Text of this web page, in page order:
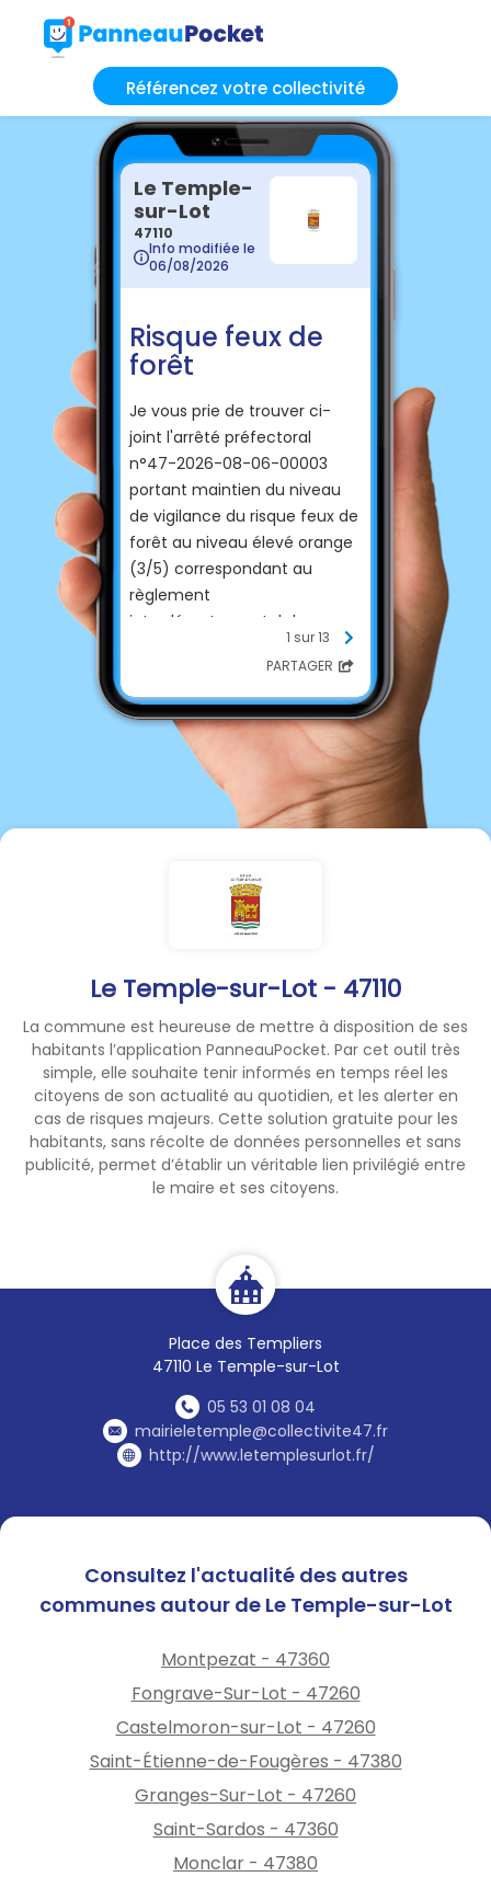
Référencez votre collectivité
Le Temple-sur-Lot - 47110
La commune est heureuse de mettre à disposition de ses
habitants l’application PanneauPocket. Par cet outil très
simple, elle souhaite tenir informés en temps réel les
citoyens de son actualité au quotidien, et les alerter en
cas de risques majeurs. Cette solution gratuite pour les
habitants, sans récolte de données personnelles et sans
publicité, permet d’établir un véritable lien privilégié entre
le maire et ses citoyens.
Place des Templiers
47110 Le Temple-sur-Lot
05 53 01 08 04
mairieletemple@collectivite47.fr
http://www.letemplesurlot.fr/
Le Temple-
sur-Lot
47110
Info modifiée le
06/08/2026
Risque feux de
forêt
Je vous prie de trouver ci-
joint l'arrêté préfectoral
n°47-2026-08-06-00003
portant maintien du niveau
de vigilance du risque feux de
forêt au niveau élevé orange
(3/5) correspondant au
règlement
interdépartemental de
protection de la forêt contre
les incendies (RiPFCI).
1 sur 13
PARTAGER
Consultez l'actualité des autres
communes autour de Le Temple-sur-Lot
Montpezat - 47360
Fongrave-Sur-Lot - 47260
Castelmoron-sur-Lot - 47260
Saint-Étienne-de-Fougères - 47380
Granges-Sur-Lot - 47260
Saint-Sardos - 47360
Monclar - 47380